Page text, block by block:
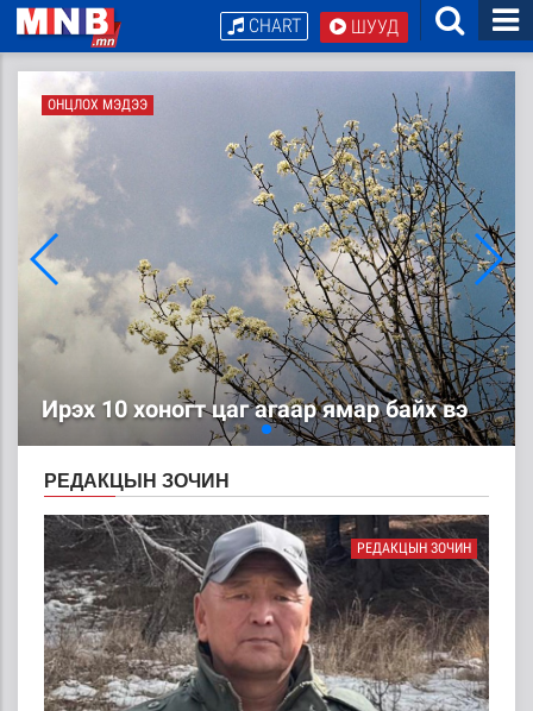
ШУУД
CHART
ОНЦЛОХ МЭДЭЭ
ЦАГ АГААР: Улаанбаатарт шөнөдөө 4
хэм дулаан
ОНЦЛОХ МЭДЭЭ
Ирэх 10 хоногт цаг агаар ямар байх вэ
РЕДАКЦЫН ЗОЧИН
РЕДАКЦЫН ЗОЧИН